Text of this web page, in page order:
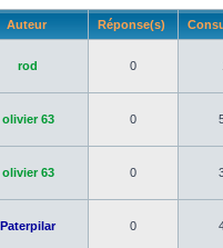
Auteur Réponse(s)
rod 0
olivier 63 0
olivier 63 0
Paterpilar 0